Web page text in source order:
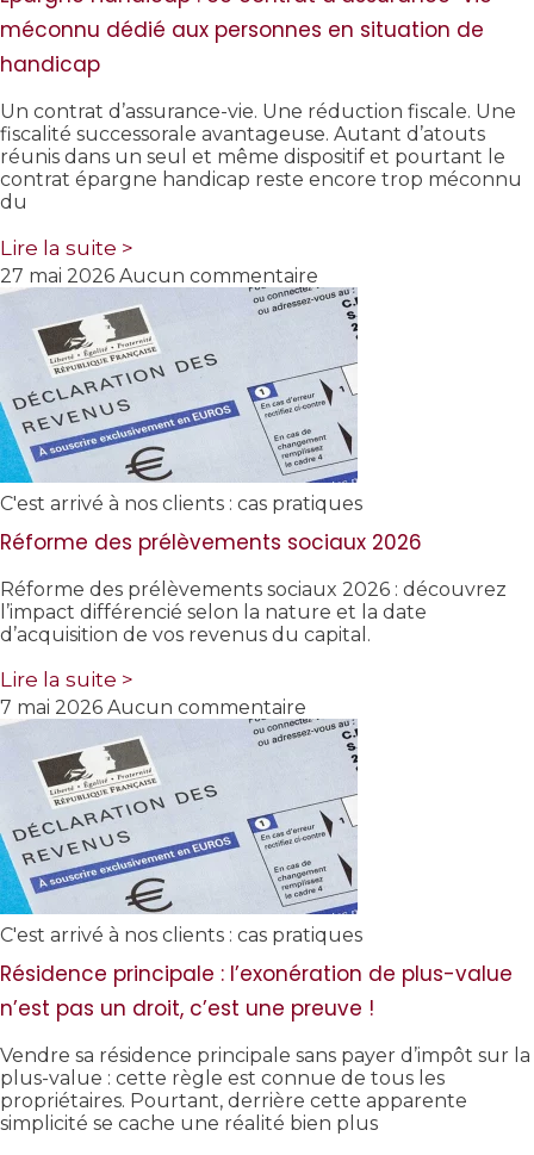
méconnu dédié aux personnes en situation de
handicap
Un contrat d’assurance-vie. Une réduction fiscale. Une
fiscalité successorale avantageuse. Autant d’atouts
réunis dans un seul et même dispositif et pourtant le
contrat épargne handicap reste encore trop méconnu
du
Lire la suite >
27 mai 2026 Aucun commentaire
C'est arrivé à nos clients : cas pratiques
Réforme des prélèvements sociaux 2026
Réforme des prélèvements sociaux 2026 : découvrez
l’impact différencié selon la nature et la date
d’acquisition de vos revenus du capital.
Lire la suite >
7 mai 2026 Aucun commentaire
C'est arrivé à nos clients : cas pratiques
Résidence principale : l’exonération de plus-value
n’est pas un droit, c’est une preuve !
Vendre sa résidence principale sans payer d’impôt sur la
plus-value : cette règle est connue de tous les
propriétaires. Pourtant, derrière cette apparente
simplicité se cache une réalité bien plus